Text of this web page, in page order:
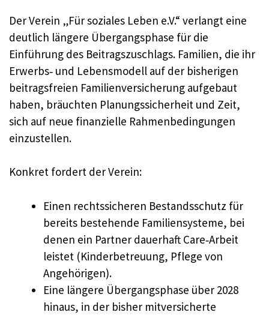
Der Verein „Für soziales Leben e.V.“ verlangt eine
deutlich längere Übergangsphase für die
Einführung des Beitragszuschlags. Familien, die ihr
Erwerbs‑ und Lebensmodell auf der bisherigen
beitragsfreien Familienversicherung aufgebaut
haben, bräuchten Planungssicherheit und Zeit,
sich auf neue finanzielle Rahmenbedingungen
einzustellen.
Konkret fordert der Verein:
Einen rechtssicheren Bestandsschutz für
bereits bestehende Familiensysteme, bei
denen ein Partner dauerhaft Care‑Arbeit
leistet (Kinderbetreuung, Pflege von
Angehörigen).
Eine längere Übergangsphase über 2028
hinaus, in der bisher mitversicherte